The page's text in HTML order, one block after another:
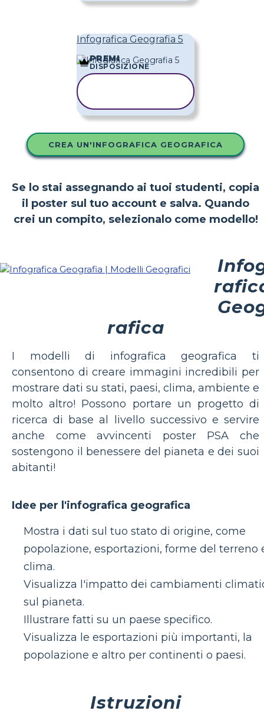
Infografica Geografia 5
PREMI
DISPOSIZIONE
CREA UN'INFOGRAFICA GEOGRAFICA
Se lo stai assegnando ai tuoi studenti, copia
il poster sul tuo account e salva. Quando
crei un compito, selezionalo come modello!
rafica
I modelli di infografica geografica ti
consentono di creare immagini incredibili per
mostrare dati su stati, paesi, clima, ambiente e
molto altro! Possono portare un progetto di
ricerca di base al livello successivo e servire
anche come avvincenti poster PSA che
sostengono il benessere del pianeta e dei suoi
abitanti!
Idee per l'infografica geografica
Mostra i dati sul tuo stato di origine, come
popolazione, esportazioni, forme del terreno
clima.
Visualizza l'impatto dei cambiamenti
sul pianeta.
Illustrare fatti su un paese specifico.
Visualizza le esportazioni più importanti, la
popolazione e altro per continenti o paesi.
Istruzioni